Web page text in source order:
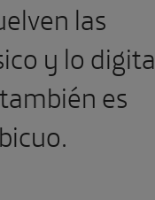
las
y lo
es